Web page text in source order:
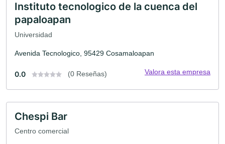
Instituto tecnologico de la cuenca del
papaloapan
Universidad
Avenida Tecnologico, 95429 Cosamaloapan
0.0 (0 Reseñas) Valora esta empresa
Chespi Bar
Centro comercial